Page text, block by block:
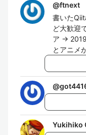
@ftnext
書いた
ど大歓迎
ア →
とアニ
@
Yukihiko